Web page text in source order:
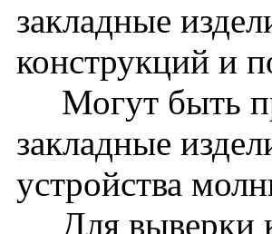
закладные
конструкций и
Могут быть
закладные
устройства
Для выверки